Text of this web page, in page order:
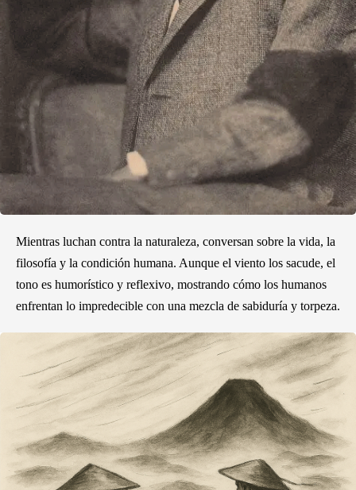
Mientras luchan contra la naturaleza, conversan sobre la vida, la
filosofía y la condición humana. Aunque el viento los sacude, el
tono es humorístico y reflexivo, mostrando cómo los humanos
enfrentan lo impredecible con una mezcla de sabiduría y torpeza.